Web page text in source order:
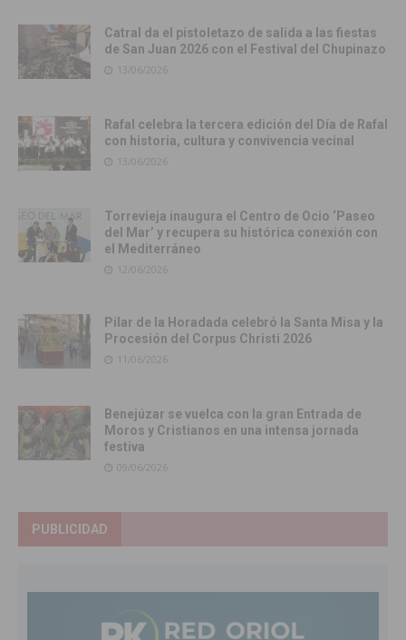
Catral da el pistoletazo de salida a las fiestas
de San Juan 2026 con el Festival del Chupinazo
13/06/2026
Rafal celebra la tercera edición del Día de Rafal
con historia, cultura y convivencia vecinal
13/06/2026
Torrevieja inaugura el Centro de Ocio ‘Paseo
del Mar’ y recupera su histórica conexión con
el Mediterráneo
12/06/2026
Pilar de la Horadada celebró la Santa Misa y la
Procesión del Corpus Christi 2026
11/06/2026
Benejúzar se vuelca con la gran Entrada de
Moros y Cristianos en una intensa jornada
festiva
09/06/2026
PUBLICIDAD